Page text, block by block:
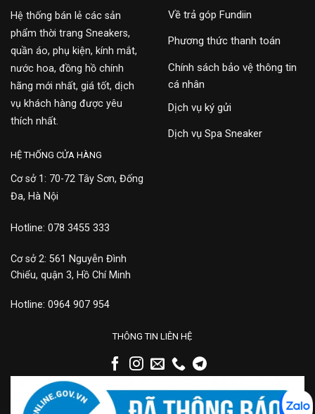
Hệ thống bán lẻ các sản
phẩm thời trang Sneakers,
quần áo, phụ kiện, kính mắt,
nước hoa, đồng hồ chính
hãng mới nhất, giá tốt, dịch
vụ khách hàng được yêu
thích nhất.
Về trả góp Fundiin
Phương thức thanh toán
Chính sách bảo vệ thông tin
cá nhân
Dịch vụ ký gửi
Dịch vụ Spa Sneaker
HỆ THỐNG CỬA HÀNG
Cơ sở 1: 70-72 Tây Sơn, Đống
Đa, Hà Nội
Hotline: 078 3455 333
Cơ sở 2: 561 Nguyễn Đình
Chiểu, quận 3, Hồ Chí Minh
Hotline: 0964 907 954
THÔNG TIN LIÊN HỆ